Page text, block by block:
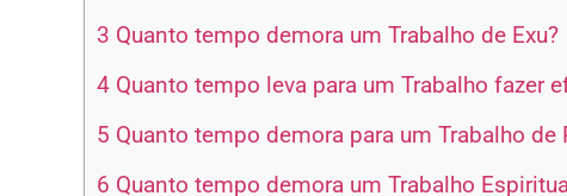
3 Quanto tempo demora um Trabalho de Exu?
4 Quanto tempo leva para um Trabalho fazer
5 Quanto tempo demora para um Trabalho de
6 Quanto tempo demora um Trabalho